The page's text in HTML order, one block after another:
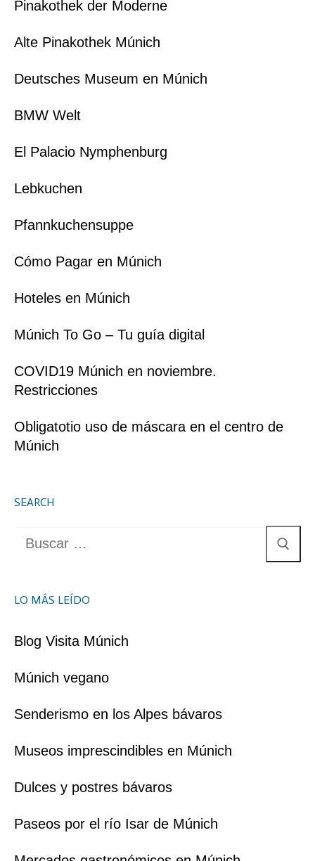
Pinakothek der Moderne
Alte Pinakothek Múnich
Deutsches Museum en Múnich
BMW Welt
El Palacio Nymphenburg
Lebkuchen
Pfannkuchensuppe
Cómo Pagar en Múnich
Hoteles en Múnich
Múnich To Go – Tu guía digital
COVID19 Múnich en noviembre.
Restricciones
Obligatotio uso de máscara en el centro de
Múnich
SEARCH
LO MÁS LEÍDO
Blog Visita Múnich
Múnich vegano
Senderismo en los Alpes bávaros
Museos imprescindibles en Múnich
Dulces y postres bávaros
Paseos por el río Isar de Múnich